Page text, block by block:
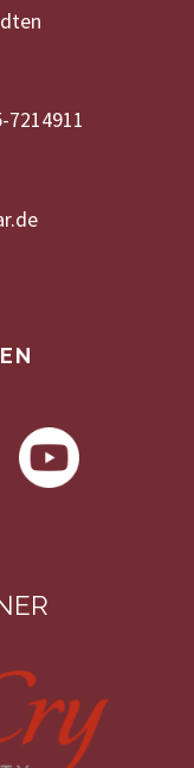
7214911